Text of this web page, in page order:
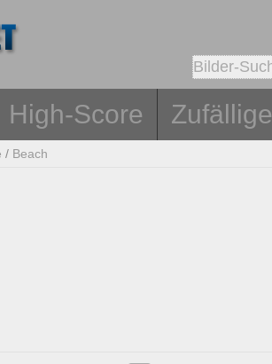
High-Score Zufällige
/ Beach